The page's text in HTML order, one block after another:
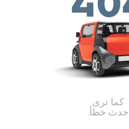
كما ترى
حدث خطأ.